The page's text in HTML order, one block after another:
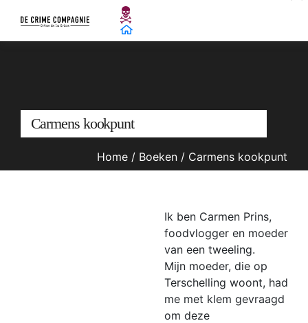
Carmens kookpunt
Home / Boeken / Carmens kookpunt
Ik ben Carmen Prins,
foodvlogger en moeder
van een tweeling.
Mijn moeder, die op
Terschelling woont, had
me met klem gevraagd
om deze